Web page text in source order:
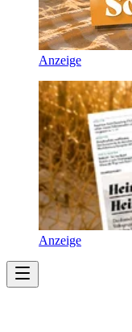
Anzeige
Anzeige